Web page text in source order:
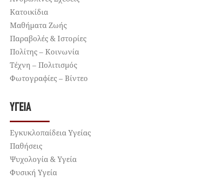
Κατοικίδια
Μαθήματα Ζωής
Παραβολές & Ιστορίες
Πολίτης – Κοινωνία
Τέχνη – Πολιτισμός
Φωτογραφίες – Βίντεο
ΥΓΕΊΑ
Εγκυκλοπαίδεια Υγείας
Παθήσεις
Ψυχολογία & Υγεία
Φυσική Υγεία